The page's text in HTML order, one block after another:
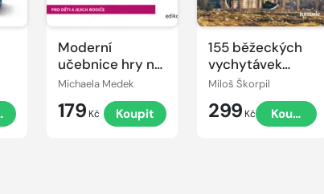
Moderní
učebnice hry na
elektrickou
Michaela Medek
179 Kč Koupit
155 běžeckých
vychytávek
Miloše Škorpila
Miloš Škorpil
299 Kč Koupit